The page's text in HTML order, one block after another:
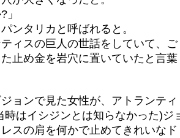
」
ンタリカと呼ばれると。
ィスの巨人の世話をしていて、ご
止め金を岩穴に置いていたと言葉
ョンで見た女性が、アトランティ
時はイシジンとは知らなかった)ジ
スの肩を何かで止めてきれいなド